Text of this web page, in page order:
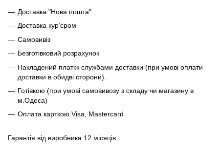
Доставка "Нова пошта"
Доставка кур’єром
Самовивіз
Безготівковий розрахунок
Накладений платіж службами доставки (при умові оплати
доставки в обидві сторони).
Готівкою (при умові самовивозу з складу чи магазину в
м.Одеса)
Оплата карткою Visa, Mastercard
Гарантія від виробника 12 місяців.